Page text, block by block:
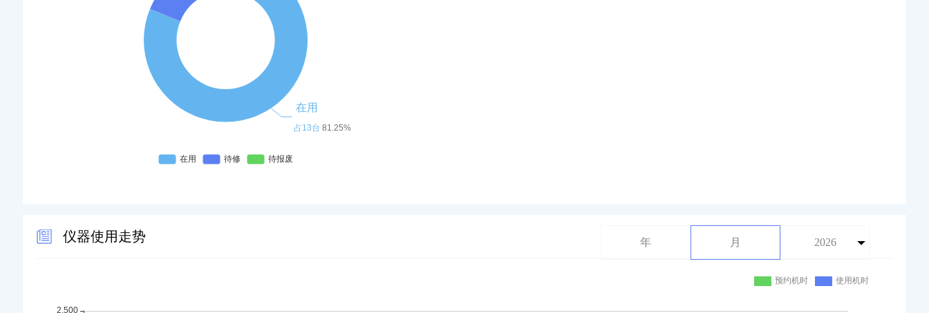
该仪器已被预约 2 次
高效液相色谱仪 06-30 17:05:47 被预约
该仪器已被预约 285 次
三维荧光光谱仪 06-18 14:40:16 被预约
离子色谱仪 05-10 09:42:20 被预约
仪器使用走势 年 月 2026